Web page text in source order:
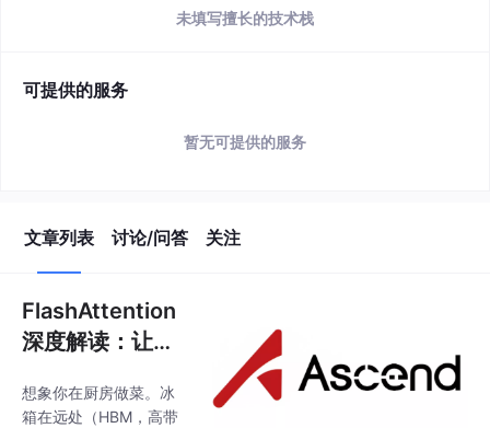
未填写擅长的技术栈
可提供的服务
暂无可提供的服务
文章列表 讨论/问答 关注
FlashAttention
深度解读：让大
“一口气算完“
想象你在厨房做菜。冰
箱在远处（HBM，高带